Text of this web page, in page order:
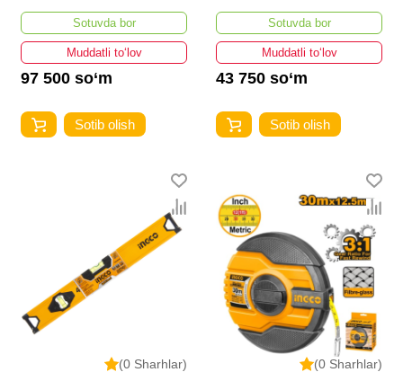
Sotuvda bor
Muddatli to‘lov
97 500 so‘m
Sotib olish
Sotuvda bor
Muddatli to‘lov
43 750 so‘m
Sotib olish
(0 Sharhlar)
(0 Sharhlar)